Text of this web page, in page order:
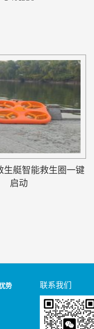
生艇智能救生圈一键
启动
势 联系我们